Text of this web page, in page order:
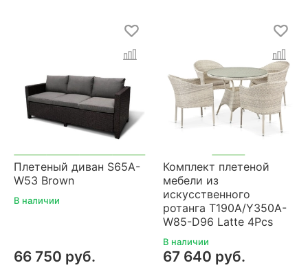
Плетеный диван S65A-
W53 Brown
В наличии
66 750 руб.
Комплект плетеной
мебели из
искусственного
ротанга T190A/Y350A-
W85-D96 Latte 4Pcs
В наличии
67 640 руб.